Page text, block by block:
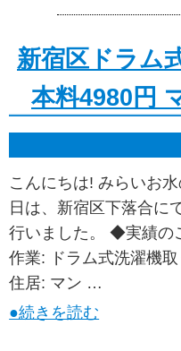
新宿区ドラム
本料4980円
こんにちは! みらいお
日は、新宿区下落合に
行いました。 ◆実績の
作業: ドラム式洗濯機
住居: マン …
●続きを読む